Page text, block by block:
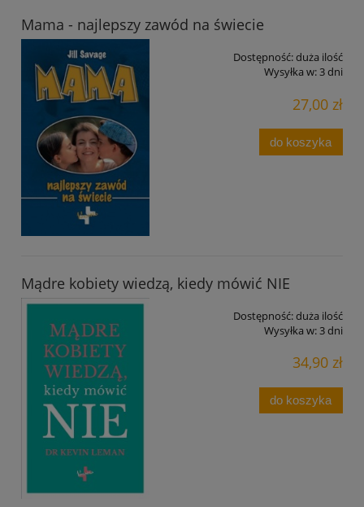
Mama - najlepszy zawód na świecie
Dostępność:duża ilość
Wysyłka w:3 dni
27,00 zł
do koszyka
Mądre kobiety wiedzą, kiedy mówić NIE
Dostępność:duża ilość
Wysyłka w:3 dni
34,90 zł
do koszyka